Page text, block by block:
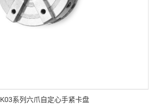
K03系列六爪自定心手紧卡盘